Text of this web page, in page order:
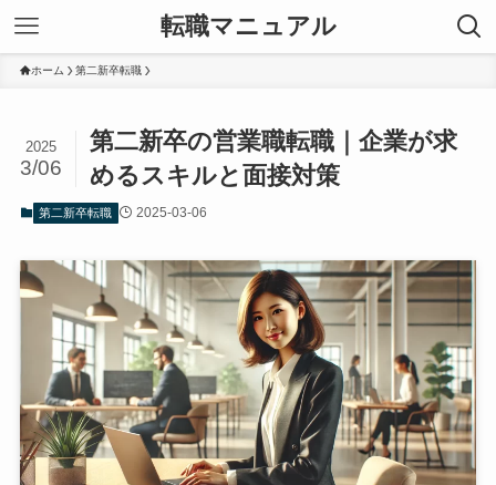
転職マニュアル
ホーム 第二新卒転職
第二新卒の営業職転職｜企業が求
めるスキルと面接対策
2025
3/06
第二新卒転職 2025-03-06